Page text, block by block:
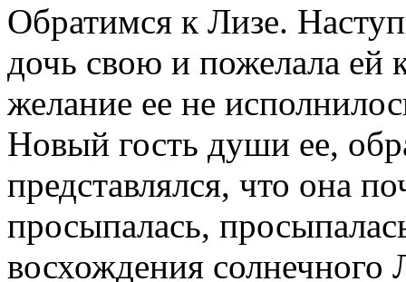
Обратимся к Лизе.
дочь свою и пожелала ей
желание ее не
Новый гость души ее,
представлялся, что она
просыпалась,
восхождения солнечного